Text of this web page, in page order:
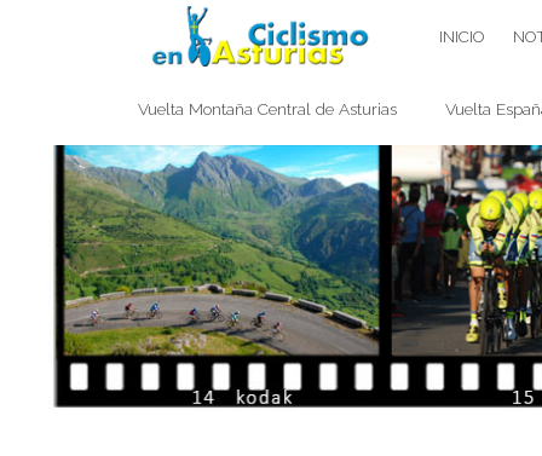
CICLISMO EN ASTURIAS INICIO
Vuelta Montaña Central de Asturias Vuelta